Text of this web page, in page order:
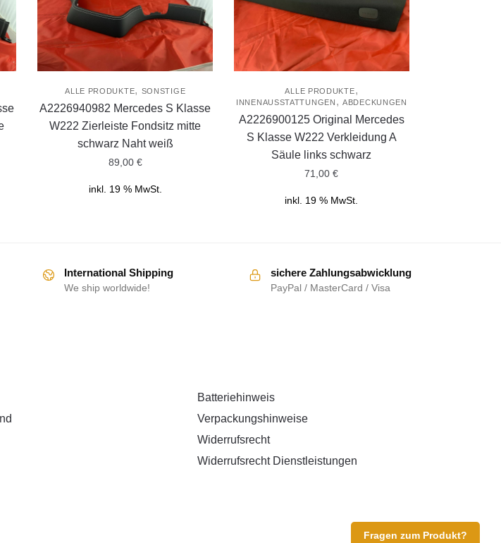
Fragen zum Produkt?
ALLE PRODUKTE, SONSTIGE
A2226940982 Mercedes S Klasse
W222 Zierleiste Fondsitz mitte
schwarz Naht weiß
89,00 €
inkl. 19 % MwSt.
ALLE PRODUKTE,
INNENAUSSTATTUNGEN ,ABDECKUNGEN
A2226900125 Original Mercedes
S Klasse W222 Verkleidung A
Säule links schwarz
71,00€
inkl. 19 % MwSt.
International Shipping
We ship worldwide!
sichere Zahlungsabwicklung
PayPal / MasterCard / Visa
Batteriehinweis
Verpackungshinweise
Widerrufsrecht
Widerrufsrecht Dienstleistungen